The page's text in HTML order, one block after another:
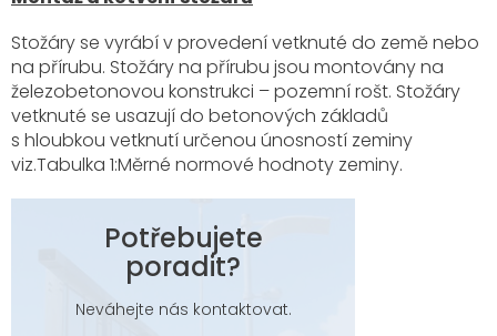
Stožáry se vyrábí v provedení vetknuté do země nebo
na přírubu. Stožáry na přírubu jsou montovány na
železobetonovou konstrukci – pozemní rošt. Stožáry
vetknuté se usazují do betonových základů
s hloubkou vetknutí určenou únosností zeminy
viz.Tabulka 1:Měrné normové hodnoty zeminy.
Potřebujete
poradit?
Neváhejte nás kontaktovat.